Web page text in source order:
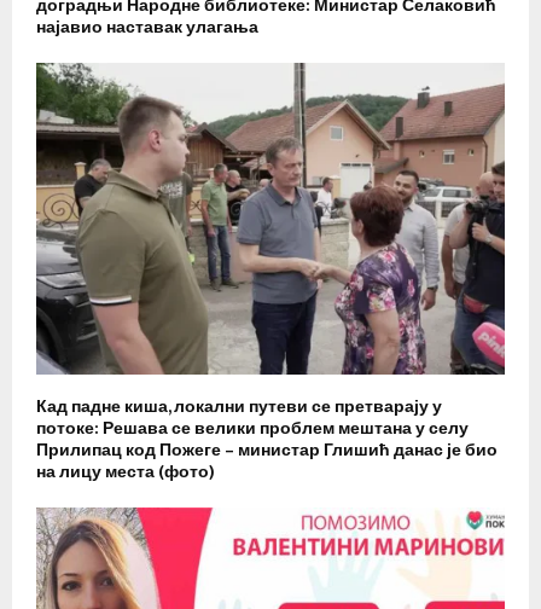
најавио наставак улагања
Кад падне киша, локални путеви се претварају у
потоке: Решава се велики проблем мештана у селу
Прилипац код Пожеге – министар Глишић данас је био
на лицу места (фото)